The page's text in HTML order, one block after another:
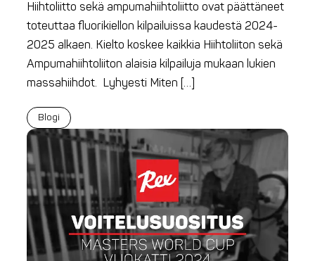
Hiihtoliitto sekä ampumahiihtoliitto ovat päättäneet
toteuttaa fluorikiellon kilpailuissa kaudestä 2024-
2025 alkaen. Kielto koskee kaikkia Hiihtoliiton sekä
Ampumahiihtoliiton alaisia kilpailuja mukaan lukien
massahiihdot. Lyhyesti Miten […]
Blogi